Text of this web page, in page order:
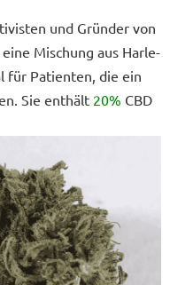
und Gründer von
Mischung aus Harle-
für Patienten, die ein
Sie enthält 20% CBD